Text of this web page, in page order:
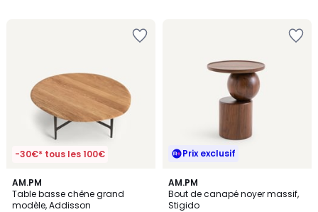
-30€* tous les 100€
AM.PM
Table basse chêne grand
modèle, Addisson
4,7
/ 5
Prix exclusif
AM.PM
Bout de canapé noyer massif,
Stigido
5
/
5